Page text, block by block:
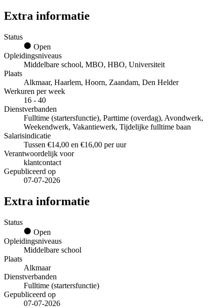
Extra informatie
Status
Open
Opleidingsniveaus
Middelbare school, MBO, HBO, Universiteit
Plaats
Alkmaar, Haarlem, Hoorn, Zaandam, Den Helder
Werkuren per week
16 - 40
Dienstverbanden
Fulltime (startersfunctie), Parttime (overdag), Avondwerk,
Weekendwerk, Vakantiewerk, Tijdelijke fulltime baan
Salarisindicatie
Tussen €14,00 en €16,00 per uur
Verantwoordelijk voor
klantcontact
Gepubliceerd op
07-07-2026
Extra informatie
Status
Open
Opleidingsniveaus
Middelbare school
Plaats
Alkmaar
Dienstverbanden
Fulltime (startersfunctie)
Gepubliceerd op
07-07-2026